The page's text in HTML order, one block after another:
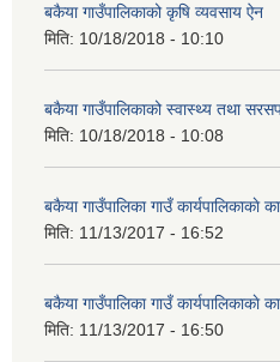
बकैया गाउँपालिकाको कृषि व्यवसाय ऐन
मिति: 10/18/2018 - 10:10
बकैया गाउँपालिकाको स्वास्थ्य तथा
मिति: 10/18/2018 - 10:08
बकैया गाउँपालिका गाउँ कार्यपालिकाकाे
मिति: 11/13/2017 - 16:52
बकैया गाउँपालिका गाउँ कार्यपालिकाकाे
मिति: 11/13/2017 - 16:50